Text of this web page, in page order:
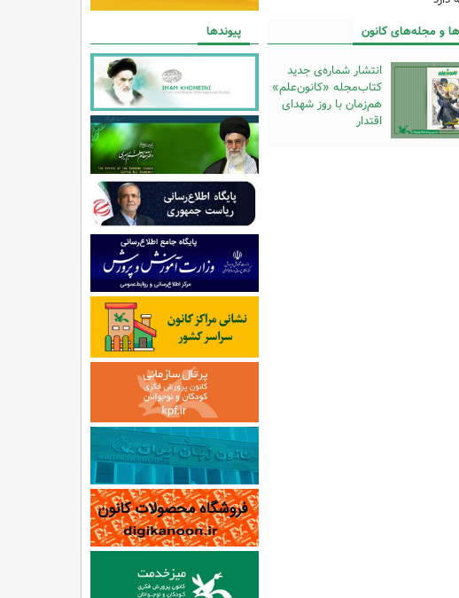
و مجله‌های کانون
انتشار شماره‌ی جدید
کتاب‌مجله «کانون‌علم»
هم‌زمان با روز شهدای
اقتدار
پیوندها